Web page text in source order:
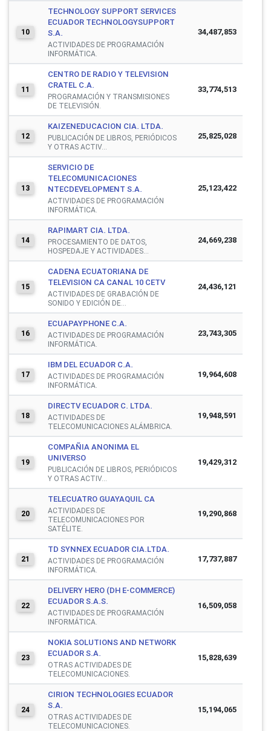
10
TECHNOLOGY SUPPORT SERVICES
ECUADOR TECHNOLOGYSUPPORT
S.A.
ACTIVIDADES DE PROGRAMACIÓN
INFORMÁTICA.
34,487,853
11
CENTRO DE RADIO Y TELEVISION
CRATEL C.A.
PROGRAMACIÓN Y TRANSMISIONES
DE TELEVISIÓN.
33,774,513
12
KAIZENEDUCACION CIA. LTDA.
PUBLICACIÓN DE LIBROS, PERIÓDICOS
Y OTRAS ACTIV...
25,825,028
13
SERVICIO DE
TELECOMUNICACIONES
NTECDEVELOPMENT S.A.
ACTIVIDADES DE PROGRAMACIÓN
INFORMÁTICA.
25,123,422
14
RAPIMART CIA. LTDA.
PROCESAMIENTO DE DATOS,
HOSPEDAJE Y ACTIVIDADES...
24,669,238
15
CADENA ECUATORIANA DE
TELEVISION CA CANAL 10 CETV
ACTIVIDADES DE GRABACIÓN DE
SONIDO Y EDICIÓN DE...
24,436,121
16
ECUAPAYPHONE C.A.
ACTIVIDADES DE PROGRAMACIÓN
INFORMÁTICA.
23,743,305
17
IBM DEL ECUADOR C.A.
ACTIVIDADES DE PROGRAMACIÓN
INFORMÁTICA.
19,964,608
18
DIRECTV ECUADOR C. LTDA.
ACTIVIDADES DE
TELECOMUNICACIONES ALÁMBRICA.
19,948,591
19
COMPAÑIA ANONIMA EL
UNIVERSO
PUBLICACIÓN DE LIBROS, PERIÓDICOS
Y OTRAS ACTIV...
19,429,312
20
TELECUATRO GUAYAQUIL CA
ACTIVIDADES DE
TELECOMUNICACIONES POR
SATÉLITE.
19,290,868
21
TD SYNNEX ECUADOR CIA.LTDA.
ACTIVIDADES DE PROGRAMACIÓN
INFORMÁTICA.
17,737,887
22
DELIVERY HERO (DH E-COMMERCE)
ECUADOR S.A.S.
ACTIVIDADES DE PROGRAMACIÓN
INFORMÁTICA.
16,509,058
23
NOKIA SOLUTIONS AND NETWORK
ECUADOR S.A.
OTRAS ACTIVIDADES DE
TELECOMUNICACIONES.
15,828,639
24
CIRION TECHNOLOGIES ECUADOR
S.A.
OTRAS ACTIVIDADES DE
TELECOMUNICACIONES.
15,194,065